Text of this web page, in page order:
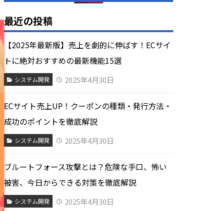
最近の投稿
【2025年最新版】売上を劇的に伸ばす！ECサイ
トに絶対おすすめの最新機能15選
システム開発 2025年4月30日
ECサイト売上UP！クーポンの種類・発行方法・
成功のポイントを徹底解説
システム開発 2025年4月30日
ブルートフォース攻撃とは？危険な手口、怖い
被害、今日からできる対策を徹底解説
システム開発 2025年4月30日